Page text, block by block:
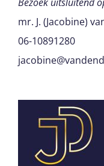
mr. J. (Jacobine)
06-10891280